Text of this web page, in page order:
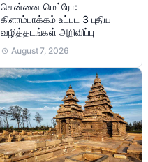
சென்னை மெட்ரோ:
கிளாம்பாக்கம் உட்பட 3 புதிய
வழித்தடங்கள் அறிவிப்பு
August 7, 2026